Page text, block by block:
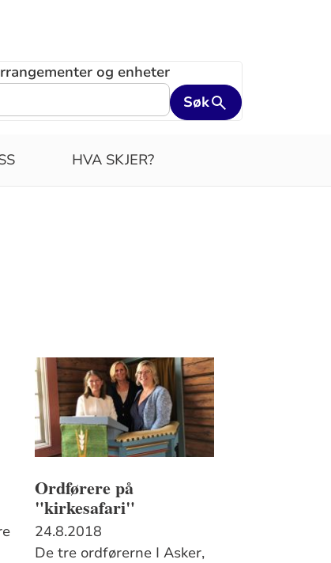
og enheter
Søk
HVA SKJER?
Ordførere på
"kirkesafari"
24.8.2018
De tre ordførerne I Asker,